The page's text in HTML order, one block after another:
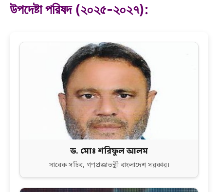
উপদেষ্টা পরিষদ (২০২৫-২০২৭):
ড. মোঃ শরিফুল আলম
সাবেক সচিব, গণপ্রজাতন্ত্রী বাংলাদেশ সরকার।